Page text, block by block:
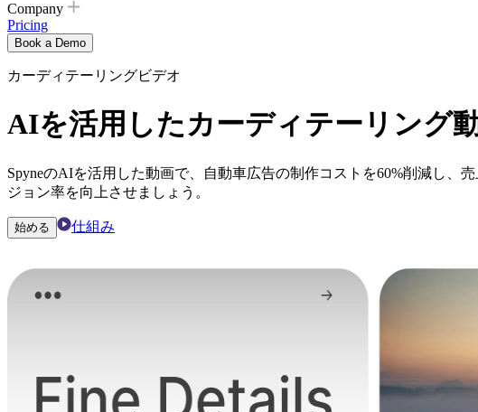
Company
Pricing
Book a Demo
カーディテーリングビデオ
AIを活用したカーディテーリング
SpyneのAIを活用した動画で、自動車広告の制作コストを60%削減し
ジョン率を向上させましょう。
始める 仕組み